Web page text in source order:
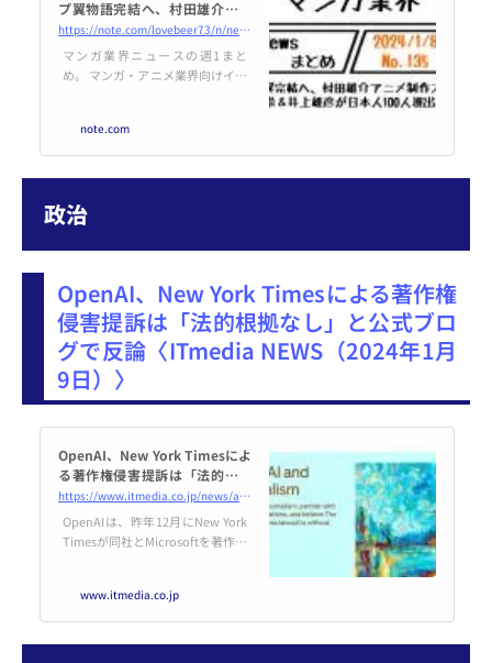
プ翼物語完結へ、村田雄介アニ
メ制作スタジオ設立、森田崇＆
井上雄彦が日本人100人選出 な
ど｜1/8-135｜菊池健
https://note.com/lovebeer73/n/ne3d29d6d64f4
マンガ業界ニュースの週1まと
め。 マンガ・アニメ業界向けイベ
ンガ業界・Webtoon界隈の
ニュースを出来る限り一か所に集
め、マンガ業界の方が短時間で1
とを目指しています。 2024年の第
いたします！ ――― 「キャプ
月に終了、今後はネームのような
形で制作 「キ...
note.com
政治
OpenAI、New York Timesによる著作権
侵害提訴は「法的根拠なし」と公式ブロ
グで反論〈ITmedia NEWS（2024年1月
9日）〉
OpenAI、New York Timesによ
る著作権侵害提訴は「法的根拠
なし」と公式ブログで反論
https://www.itmedia.co.jp/news/articles/2401/09/news053.html
OpenAIは、昨年12月にNew York
Timesが同社とMicrosoftを著作権
張した。AIモデルのトレーニング
はフェアユースだというこれまで
の主張を繰り返した。
www.itmedia.co.jp